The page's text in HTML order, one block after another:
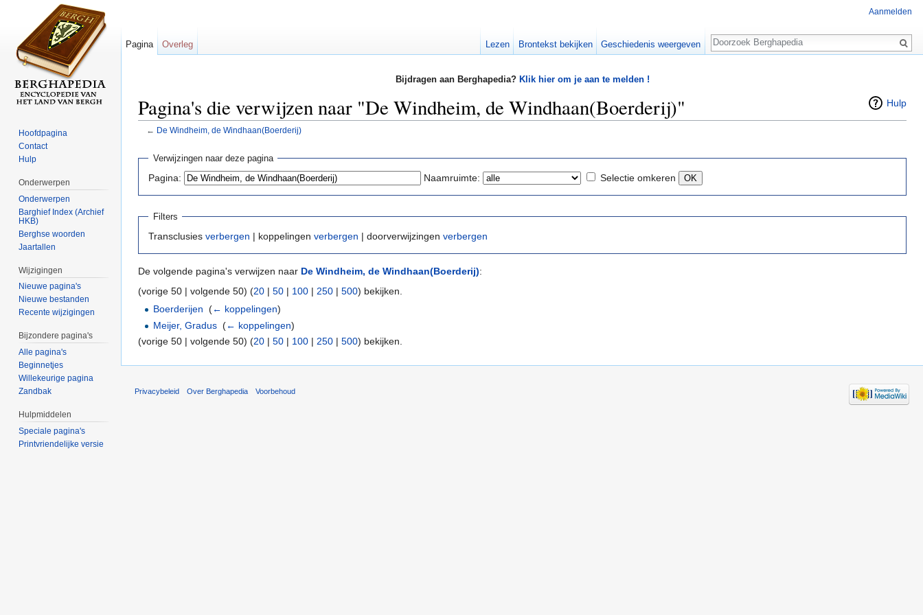
Bijdragen aan Berghapedia? Klik hier om je aan te melden !
Hulp
Pagina's die verwijzen naar "De Windheim, de Windhaan(Boerderij)"
← De Windheim, de Windhaan(Boerderij)
Verwijzingen naar deze pagina
Pagina: Naamruimte: Selectie omkeren
Filters
Transclusies verbergen | koppelingen verbergen | doorverwijzingen verbergen
De volgende pagina's verwijzen naar De Windheim, de Windhaan(Boerderij):
(vorige 50 | volgende 50) (20 | 50 | 100 | 250 | 500) bekijken.
Boerderijen ‎(← koppelingen)
Meijer, Gradus ‎(← koppelingen)
(vorige 50 | volgende 50) (20 | 50 | 100 | 250 | 500) bekijken.
Aanmelden
Pagina Overleg Lezen Brontekst bekijken Geschiedenis weergeven
Zoeken
Hoofdpagina
Contact
Hulp
Onderwerpen
Onderwerpen
Barghief Index (Archief
HKB)
Berghse woorden
Jaartallen
Wijzigingen
Nieuwe pagina's
Nieuwe bestanden
Recente wijzigingen
Bijzondere pagina's
Alle pagina's
Beginnetjes
Willekeurige pagina
Zandbak
Hulpmiddelen
Speciale pagina's
Printvriendelijke versie
Privacybeleid Over Berghapedia Voorbehoud